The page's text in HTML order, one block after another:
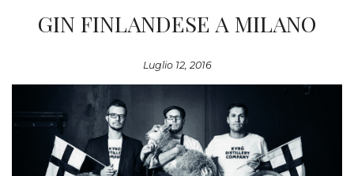
PRIVACY
GIN FINLANDESE A MILANO
Luglio 12, 2016